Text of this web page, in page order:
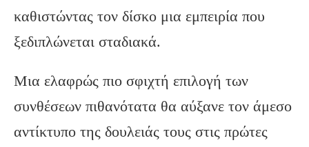
καθιστώντας τον δίσκο μια εμπειρία που
ξεδιπλώνεται σταδιακά.
Μια ελαφρώς πιο σφιχτή επιλογή των
συνθέσεων πιθανότατα θα αύξανε τον άμεσο
αντίκτυπο της δουλειάς τους στις πρώτες